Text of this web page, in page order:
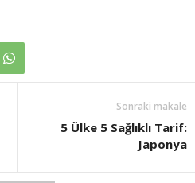
Sonraki makale
5 Ülke 5 Sağlıklı Tarif:
Japonya